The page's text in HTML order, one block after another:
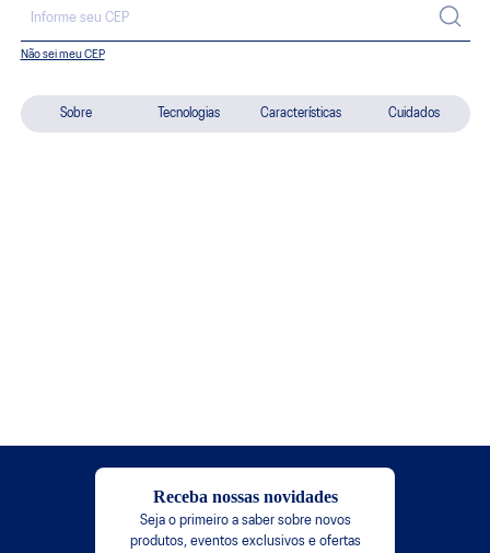
Sobre Tecnologias Características Cuidados
Não sei meu CEP
Receba nossas novidades
Seja o primeiro a saber sobre novos
produtos, eventos exclusivos e ofertas